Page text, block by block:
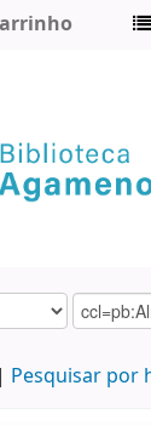
Pesquisar por